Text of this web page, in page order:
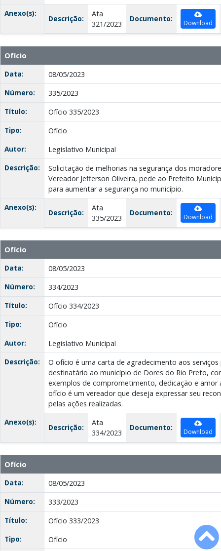
Anexo(s):
Descrição:
Ata
321/2023
Documento: Download
Ofício
Data:
08/05/2023
Número:
335/2023
Título:
Ofício 335/2023
Tipo:
Ofício
Autor:
Legislativo Municipal
Descrição:
Solicitação de melhorias na segurança dos
Vereador Jefferson Oliveira, pede ao Prefeito
para aumentar a segurança no município.
Anexo(s):
Descrição:
Ata
335/2023
Documento: Download
Ofício
Data:
08/05/2023
Número:
334/2023
Título:
Ofício 334/2023
Tipo:
Ofício
Autor:
Legislativo Municipal
Descrição:
O ofício é uma carta de agradecimento aos
destinatário ao município de Dores do Rio Preto,
exemplos de comprometimento, dedicação e
ofício é um vereador que deseja expressar seu
pelas ações realizadas.
Anexo(s):
Descrição:
Ata
334/2023
Documento: Download
Ofício
Data:
08/05/2023
Número:
333/2023
Título:
Ofício 333/2023
Tipo:
Ofício